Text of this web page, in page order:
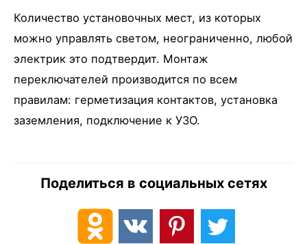
Количество установочных мест, из которых
можно управлять светом, неограниченно, любой
электрик это подтвердит. Монтаж
переключателей производится по всем
правилам: герметизация контактов, установка
заземления, подключение к УЗО.
Поделиться в социальных сетях